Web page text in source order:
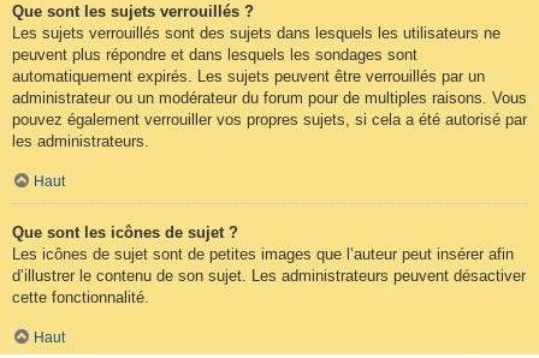
Que sont les sujets verrouillés ?
Les sujets verrouillés sont des sujets dans lesquels les utilisateurs ne
peuvent plus répondre et dans lesquels les sondages sont
automatiquement expirés. Les sujets peuvent être verrouillés par un
administrateur ou un modérateur du forum pour de multiples raisons. Vous
pouvez également verrouiller vos propres sujets, si cela a été autorisé par
les administrateurs.
Haut
Que sont les icônes de sujet ?
Les icônes de sujet sont de petites images que l’auteur peut insérer afin
d’illustrer le contenu de son sujet. Les administrateurs peuvent désactiver
cette fonctionnalité.
Haut